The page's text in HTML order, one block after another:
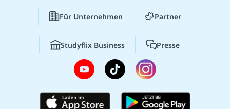
Für Unternehmen Partner
Studyflix Business Presse